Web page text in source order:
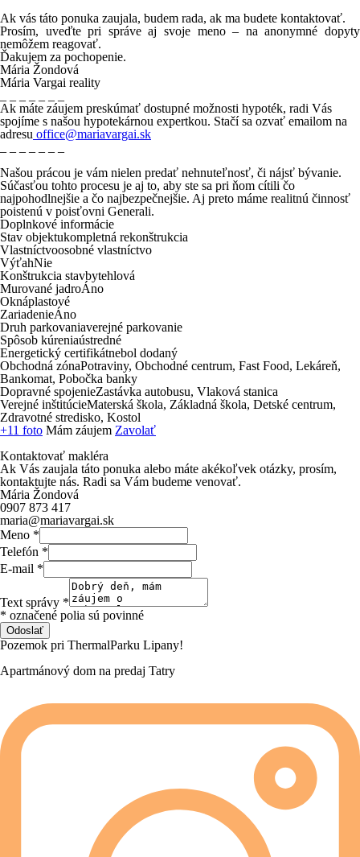
Ak vás táto ponuka zaujala, budem rada, ak ma budete kontaktovať.
Prosím, uveďte pri správe aj svoje meno – na anonymné dopyty
nemôžem reagovať.
Ďakujem za pochopenie.
Mária Žondová
Mária Vargai reality
Ak máte záujem preskúmať dostupné možnosti hypoték, radi Vás
spojíme s našou hypotekárnou expertkou. Stačí sa ozvať emailom na
adresu office@mariavargai.sk
Našou prácou je vám nielen predať nehnuteľnosť, či nájsť bývanie.
Súčasťou tohto procesu je aj to, aby ste sa pri ňom cítili čo
najpohodlnejšie a čo najbezpečnejšie. Aj preto máme realitnú činnosť
poistenú v poisťovni Generali.
Doplnkové informácie
Stav objektukompletná rekonštrukcia
Vlastníctvoosobné vlastníctvo
VýťahNie
Konštrukcia stavbytehlová
Murované jadroÁno
Oknáplastové
ZariadenieÁno
Druh parkovaniaverejné parkovanie
Spôsob kúreniaústredné
Energetický certifikátnebol dodaný
Obchodná zónaPotraviny, Obchodné centrum, Fast Food, Lekáreň,
Bankomat, Pobočka banky
Dopravné spojenieZastávka autobusu, Vlaková stanica
Verejné inštitúcieMaterská škola, Základná škola, Detské centrum,
Zdravotné stredisko, Kostol
+11 foto Mám záujem Zavolať
Kontaktovať makléra
Ak Vás zaujala táto ponuka alebo máte akékoľvek otázky, prosím,
kontaktujte nás. Radi sa Vám budeme venovať.
Mária Žondová
0907 873 417
maria@mariavargai.sk
Meno *
Telefón *
E-mail *
Text správy *
* označené polia sú povinné
Odoslať
Pozemok pri ThermalParku Lipany!
Apartmánový dom na predaj Tatry